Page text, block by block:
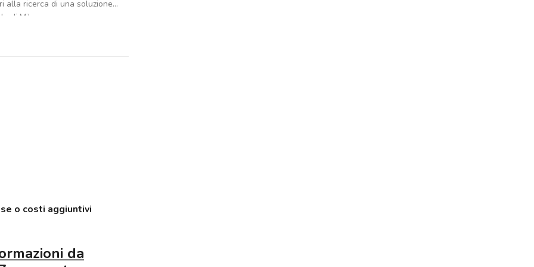
alla ricerca di una soluzione
di Milano.
nella vita quotidiana.
per chi desidera vivere in un
prestano a soddisfare diverse
familiari sia per
o costi aggiuntivi
da